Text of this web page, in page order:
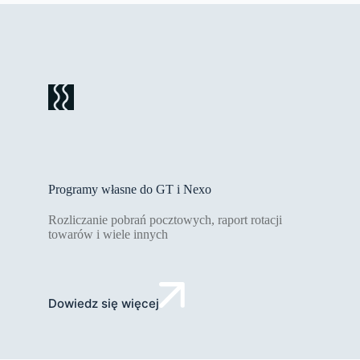
Programy własne do GT i Nexo
Rozliczanie pobrań pocztowych, raport rotacji
towarów i wiele innych
Dowiedz się więcej